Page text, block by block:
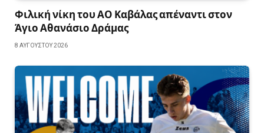
Φιλική νίκη του ΑΟ Καβάλας απέναντι στον
Άγιο Αθανάσιο Δράμας
8 ΑΥΓΟΎΣΤΟΥ 2026